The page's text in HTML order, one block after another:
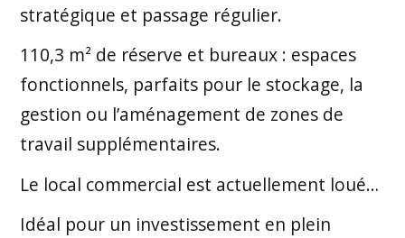
stratégique et passage régulier.
110,3 m² de réserve et bureaux : espaces
fonctionnels, parfaits pour le stockage, la
gestion ou l’aménagement de zones de
travail supplémentaires.
Le local commercial est actuellement loué…
Idéal pour un investissement en plein